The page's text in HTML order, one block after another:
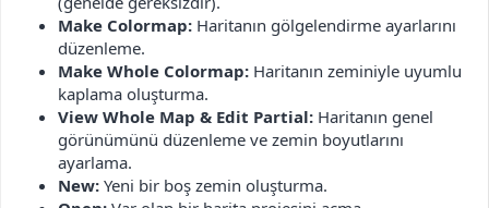
Make Colormap: Haritanın gölgelendirme ayarlarını
düzenleme.
Make Whole Colormap: Haritanın zeminiyle uyumlu
kaplama oluşturma.
View Whole Map & Edit Partial: Haritanın genel
görünümünü düzenleme ve zemin boyutlarını
ayarlama.
New: Yeni bir boş zemin oluşturma.